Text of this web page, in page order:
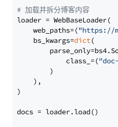
# 加载并拆分博客内容
loader = WebBaseLoader(
    web_paths=(
"https://
    bs_kwargs=
dict(
            class_=(
        )
    ),
)
docs = loader.load()